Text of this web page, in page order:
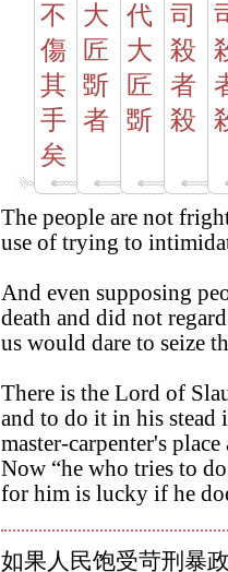
不
傷
其
手
矣
大
匠
斲
者
代
大
匠
斲
司
殺
者
殺
The people are not
use of trying to
And even supposing
death and did not
us would dare to seize
There is the Lord of
and to do it in his
master-carpenter's
Now “he who tries to
for him is lucky if he
如果人民饱受苛刑暴